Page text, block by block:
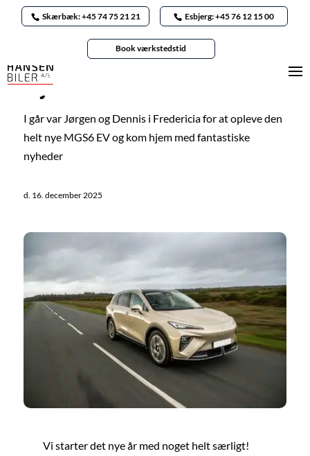
Skærbæk: +45 74 75 21 21 Esbjerg: +45 76 12 15 00
Book værkstedstid
MGS6 EV er klar til
Nytårskur 2026
I går var Jørgen og Dennis i Fredericia for at opleve den
helt nye MGS6 EV og kom hjem med fantastiske
nyheder
d. 16. december 2025
Vi starter det nye år med noget helt særligt!